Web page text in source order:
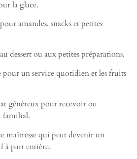
la glace.
amandes, snacks et petites
dessert ou aux petites préparations.
un service quotidien et les fruits
généreux pour recevoir ou
familial.
maîtresse qui peut devenir un
à part entière.